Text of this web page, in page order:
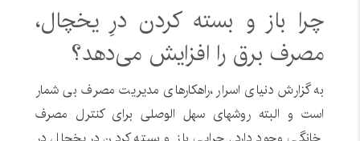
چرا باز و بسته کردن درِ یخچال،
مصرف برق را افزایش می‌دهد؟
به گزارش دنیای اسرار ،راهکارهای مدیریت مصرف بی شمار
است و البته روشهای سهل الوصلی برای کنترل مصرف